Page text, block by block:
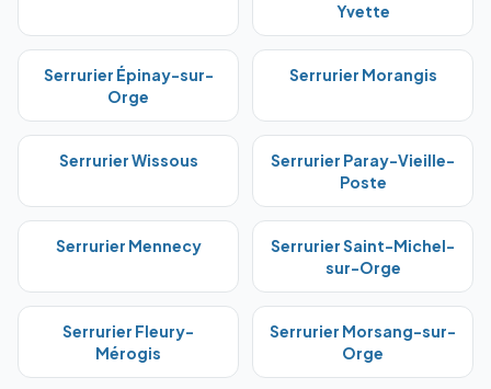
Yvette
Serrurier Épinay-sur-
Orge
Serrurier Morangis
SerrurierWissous Serrurier Paray-Vieille-
Poste
Serrurier Mennecy SerrurierSaint-Michel-
sur-Orge
Serrurier Fleury-
Mérogis
Serrurier Morsang-sur-
Orge